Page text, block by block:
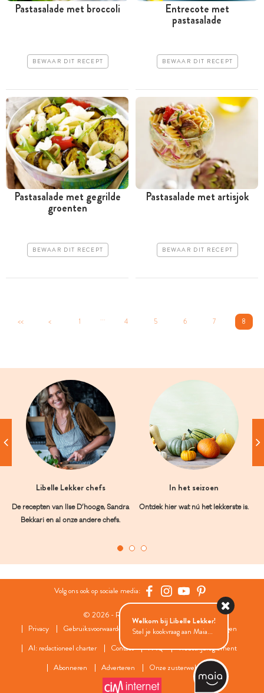
Pastasalade met broccoli
BEWAAR DIT RECEPT
Entrecote met
pastasalade
BEWAAR DIT RECEPT
Pastasalade met gegrilde
groenten
BEWAAR DIT RECEPT
Pastasalade met artisjok
BEWAAR DIT RECEPT
<< < 1 ... 4 5 6 7 8
Libelle Lekker chefs
De recepten van Ilse D’hooge, Sandra
Bekkari en al onze andere chefs.
In het seizoen
Ontdek hier wat nú het lekkerste is.
Volg ons ook op sociale media:
© 2026 - Roularta Media Group
Privacy
Gebruiksvoorwaarden Cookies
Cookies instellingen
AI: redactioneel charter
Contact FAQ
Wedstrijdreglement
Abonneren
Adverteren Onze zusterwebsites
Welkom bij Libelle Lekker!
Stel je kookvraag aan Maia...